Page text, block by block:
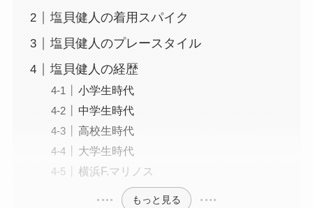
塩貝健人の着用スパイク
塩貝健人のプレースタイル
塩貝健人の経歴
小学生時代
中学生時代
高校生時代
大学生時代
横浜F.マリノス
もっと見る